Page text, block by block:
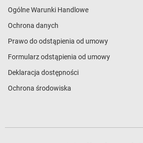
Ogólne Warunki Handlowe
Ochrona danych
Prawo do odstąpienia od umowy
Formularz odstąpienia od umowy
Deklaracja dostępności
Ochrona środowiska